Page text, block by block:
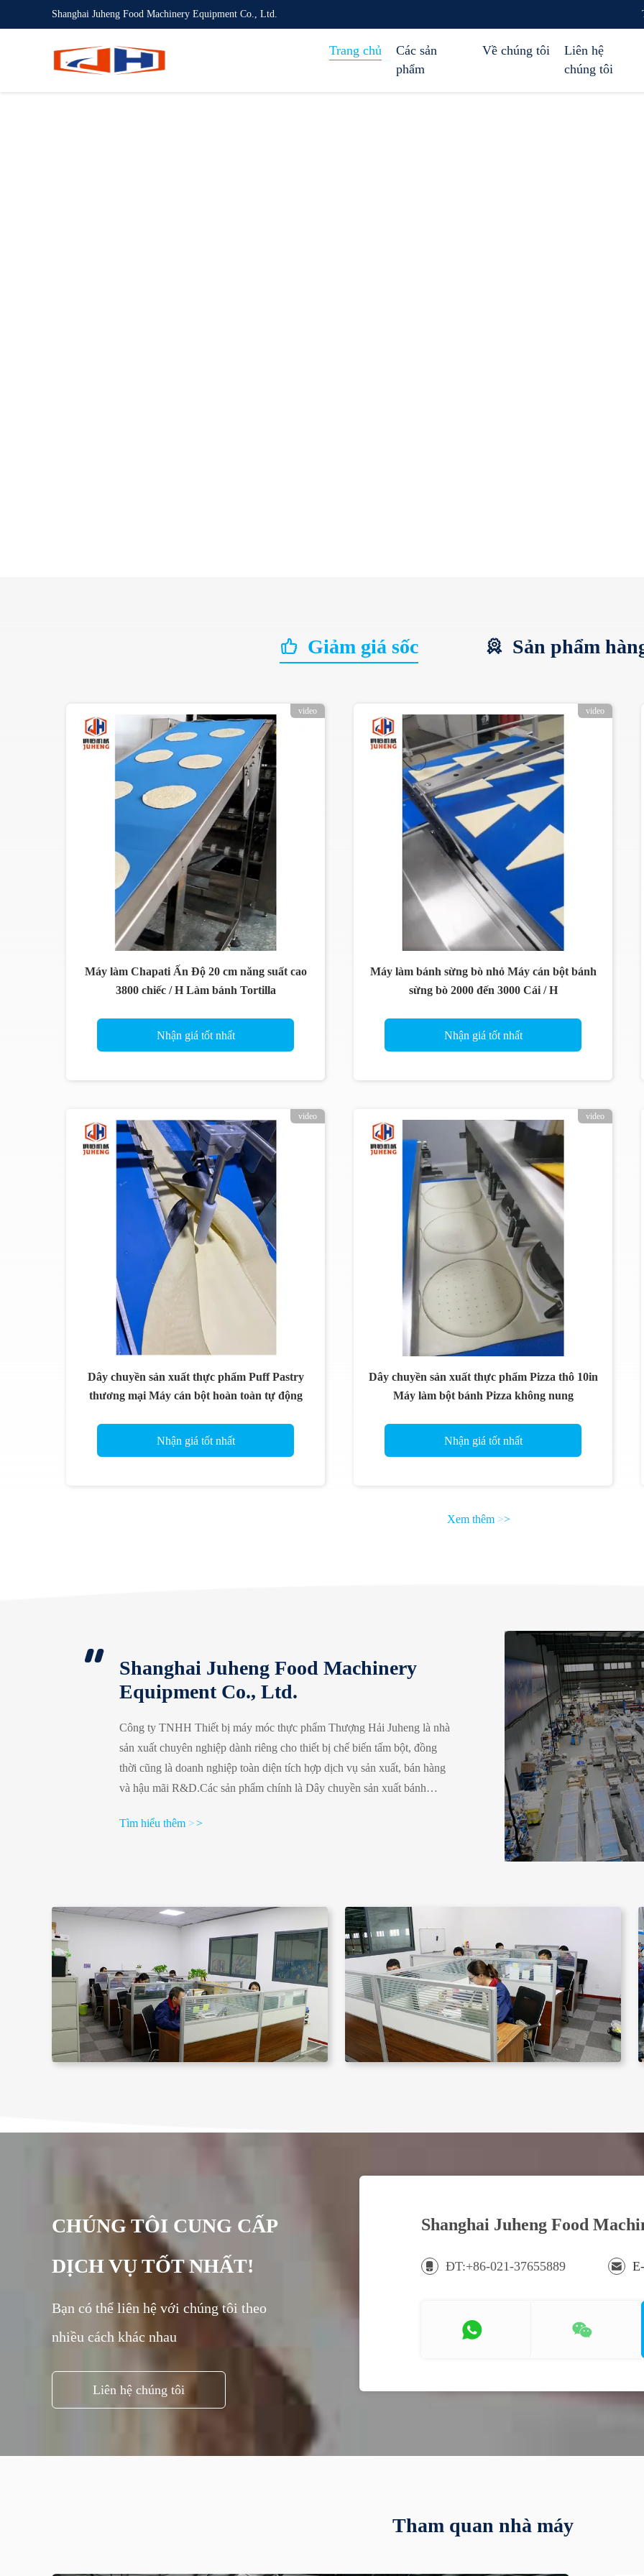
Shanghai Juheng Food Machinery Equipment Co., Ltd.
Trang chủ
Các sản
phẩm
Về chúng tôi
Liên hệ
chúng tôi
Giảm giá sốc Sản phẩm
video
Máy làm Chapati Ấn Độ 20 cm năng suất cao
3800 chiếc / H Làm bánh Tortilla
Nhận giá tốt nhất
video
Máy làm bánh sừng bò nhỏ Máy cán bột bánh
sừng bò 2000 đến 3000 Cái / H
Nhận giá tốt nhất
video
Dây chuyền sản xuất thực phẩm Puff Pastry
thương mại Máy cán bột hoàn toàn tự động
Nhận giá tốt nhất
video
Dây chuyền sản xuất thực phẩm Pizza thô 10in
Máy làm bột bánh Pizza không nung
Nhận giá tốt nhất
Xem thêm >>
Shanghai Juheng Food Machinery
Equipment Co., Ltd.
Công ty TNHH Thiết bị máy móc thực phẩm Thượng Hải Juheng là nhà
sản xuất chuyên nghiệp dành riêng cho thiết bị chế biến tấm bột, đồng
thời cũng là doanh nghiệp toàn diện tích hợp dịch vụ sản xuất, bán hàng
và hậu mãi R&D.Các sản phẩm chính là Dây chuyền sản xuất bánh
chuyền sản xuất đế bánh pizza tự động,Dây chuyền sản xuất Lachha
Tìm hiểu thêm >>
CHÚNG TÔI CUNG CẤP
DỊCH VỤ TỐT NHẤT!
Bạn có thể liên hệ với chúng tôi theo
nhiều cách khác nhau
Liên hệ chúng tôi
Shanghai Juheng Food
ĐT:+86-021-37655889
Tham quan nhà máy